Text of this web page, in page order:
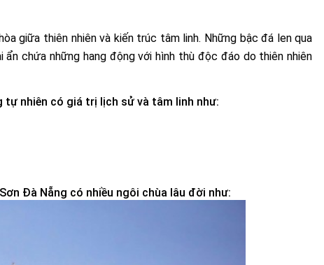
giữa thiên nhiên và kiến trúc tâm linh. Những bậc đá len qua
chứa những hang động với hình thù độc đáo do thiên nhiên
tự nhiên có giá trị lịch sử và tâm linh như:
Đà Nẵng có nhiều ngôi chùa lâu đời như: